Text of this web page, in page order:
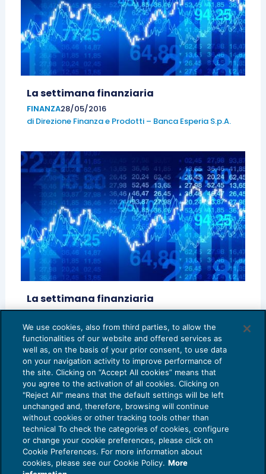
La settimana finanziaria
FINANZA28/05/2016
di Direzione Finanza e Prodotti – Banca Esperia S.p.A.
La settimana finanziaria
FINANZA21/05/2016
di Direzione Finanza e Prodotti – Banca Esperia S.p.A.
1 2 3 4 5
Privacy Policy
Cookie Policy
We use cookies, also from third parties, to allow the
functionalities of our website and offered services as
well as, on the basis of your prior consent, to use data
on your navigation activity to improve performance of
the site. Clicking on “Accept All cookies” means that
you agree to the activation of all cookies. Clicking on
"Reject All" means that the default settings will be left
unchanged and, therefore, browsing will continue
without cookies or other tracking tools other than
technical To check the categories of cookies, configure
or change your cookie preferences, please click on
Cookie Preferences. For more information about
cookies, please see our Cookie Policy. More